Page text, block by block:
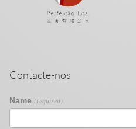
Contacte-nos
Name (required)